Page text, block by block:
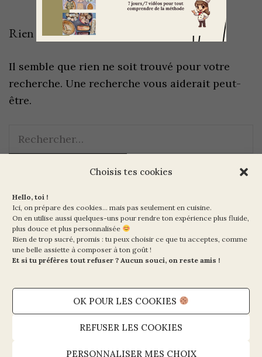
Choisis tes cookies
Hello, toi !
Ici, on prépare des cookies… mais pas seulement en cuisine.
On en utilise aussi quelques-uns pour rendre ton expérience plus fluide,
plus douce et plus personnalisée
Rien de trop sucré, promis : tu peux choisir ce que tu acceptes, comme
une belle assiette à composer à ton goût !
Et si tu préfères tout refuser ? Aucun souci, on reste amis !
OK POUR LES COOKIES
REFUSER LES COOKIES
PERSONNALISER MES CHOIX
Rien de trouvé
Il semble que rien ne soit trouvé pour votre
recherche. Une recherche vous aiderait peut-
être.
Ma Vie en Vert
10 rue de la Paix
Mentions légales et CGV
Politique de cookies (UE)